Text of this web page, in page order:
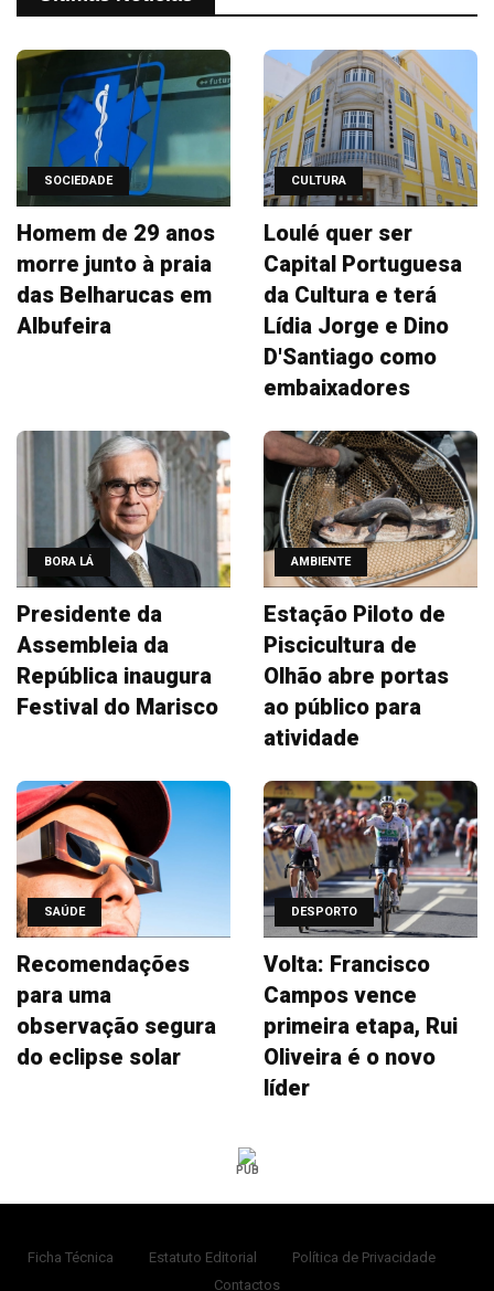
SOCIEDADE
Homem de 29 anos
morre junto à praia
das Belharucas em
Albufeira
CULTURA
Loulé quer ser
Capital Portuguesa
da Cultura e terá
Lídia Jorge e Dino
D'Santiago como
embaixadores
BORA LÁ
Presidente da
Assembleia da
República inaugura
Festival do Marisco
AMBIENTE
Estação Piloto de
Piscicultura de
Olhão abre portas
ao público para
atividade
SAÚDE
Recomendações
para uma
observação segura
do eclipse solar
DESPORTO
Volta: Francisco
Campos vence
primeira etapa, Rui
Oliveira é o novo
líder
PUB
Ficha Técnica Estatuto Editorial
Política de Privacidade
Contactos